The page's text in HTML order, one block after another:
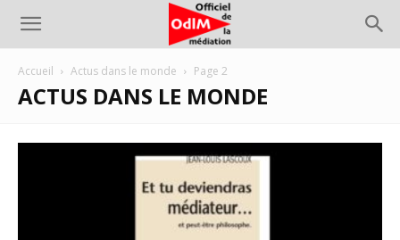
Accueil Actus dans le monde Page 2
ACTUS DANS LE MONDE